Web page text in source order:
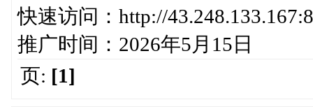
快速访问：http://
推广时间：2026年5月15日
页: [1]